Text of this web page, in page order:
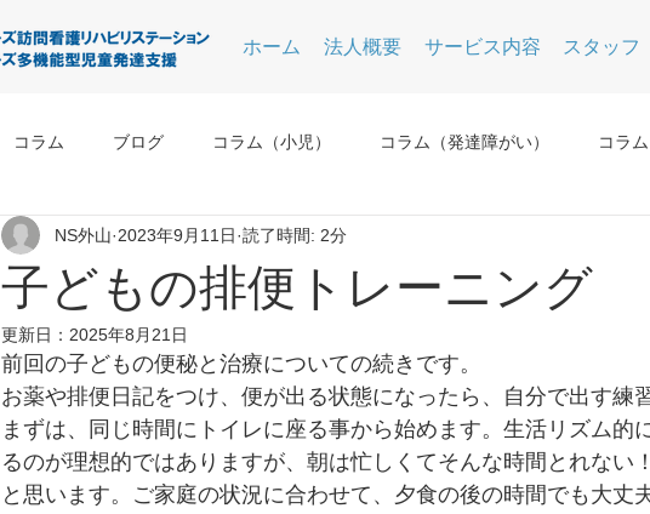
ホーム 法人概要 サービス内容 スタッフ
コラム ブログ コラム（小児） コラム（発達障がい） コラ
子どもの排便トレーニング
NS外山 2023年9月11日 読了時間: 2分
更新日： 2025年8月21日
前回の子どもの便秘と治療についての続きです。
お薬や排便日記をつけ、便が出る状態になったら、自分で出す練
まずは、同じ時間にトイレに座る事から始めます。生活リズム的
るのが理想的ではありますが、朝は忙しくてそんな時間とれない
と思います。ご家庭の状況に合わせて、夕食の後の時間でも大丈